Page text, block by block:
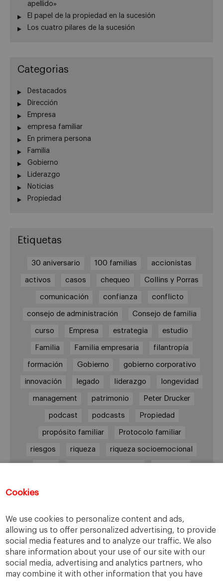
Cookies
We use cookies to personalize content and ads,
allowing us to offer personalized advertising, to provide
social media features and to analyze our traffic. We also
share information about your use of our site with our
social media, advertising and analytics partners, who
may combine it with other information that you have
apellido»
El papel de la propiedad en la sucesión
Los cuatro pilares de la sucesión
Categorias
Destacados
Dirección
Empresa
empresa familiar
En primera persona
Familia
Gobierno
Liderazgo
Noticias
Propiedad
Etiquetas
30 aniversario 100 familias accionistas
activos casos chequeo Collins y Porras
comunicación confianza conflicto
consejo de administración Consejo de familia
curso Empresa estrategia estudio
Familia Familia empresaria filantropía
formación Gobierno gobierno corporativo
innovación legado liderazgo longevidad
management patrimonio Peter Drucker
podcast podcasts Propiedad
propósito familiar Protocolo familiar
riesgos riqueza riqueza socioemocional
Enlaces
Cátedra de Empresa Familiar